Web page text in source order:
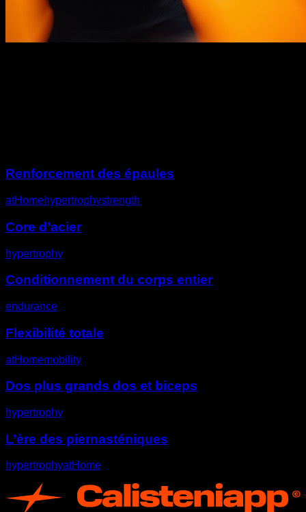
Renforcement des épaules
atHomehypertrophystrength
Core d’acier
hypertrophy
Conditionnement du corps entier
endurance
Flexibilité totale
atHomemobility
Dos plus grands dos et biceps
hypertrophy
L’ère des piernasténiques
hypertrophyatHome